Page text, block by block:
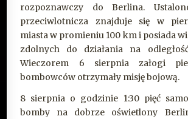
rozpoznawczy do Berlina.
przeciwlotnicza znajduje się w
miasta w promieniu 100 km i posiada
zdolnych do działania na
Wieczorem 6 sierpnia załogi
bombowców otrzymały misję bojową.
8 sierpnia o godzinie 1:30 pięć
bomby na dobrze oświetlony